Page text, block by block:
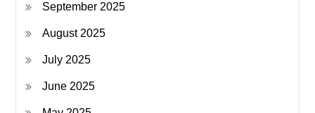
September 2025
August 2025
July 2025
June 2025